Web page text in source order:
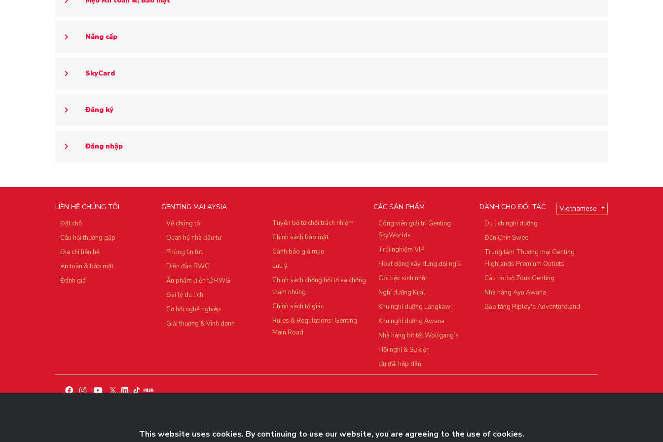
Nâng cấp
SkyCard
Đăng ký
Đăng nhập
LIÊN HỆ CHÚNG TÔI
Đặt chỗ
Câu hỏi thường gặp
Địa chỉ liên hệ
An toàn & bảo mật
Đánh giá
GENTING MALAYSIA
Về chúng tôi
Quan hệ nhà đầu tư
Phòng tin tức
Diễn đàn RWG
Ấn phẩm điện tử RWG
Đại lý du lịch
Cơ hội nghề nghiệp
Giải thưởng & Vinh danh
Tuyên bố từ chối trách nhiệm
Chính sách bảo mật
Cảnh báo giả mạo
Lưu ý
Chính sách chống hối lộ và chống
tham nhũng
Chính sách tố giác
Rules & Regulations: Genting
Main Road
CÁC SẢN PHẨM
Công viên giải trí Genting
SkyWorlds
Trải nghiệm VIP
Hoạt động xây dựng đội ngũ
Gói tiệc sinh nhật
Nghỉ dưỡng Kijal
Khu nghỉ dưỡng Langkawi
Khu nghỉ dưỡng Awana
Nhà hàng bít tết Wolfgang’s
Hội nghị & Sự kiện
Ưu đãi hấp dẫn
DÀNH CHO ĐỐI TÁC
Du lịch nghỉ dưỡng
Đền Chin Swee
Trung tâm Thương mại Genting
Highlands Premium Outlets
Câu lạc bộ Zouk Genting
Nhà hàng Ayu Awana
Bảo tàng Ripley's Adventureland
Vietnamese
Nhận ngay thông báo khi có tin tức, câu chuyện và cập nhật độc quyền
This website uses cookies. By continuing to use our website, you are agreeing to the use of cookies.